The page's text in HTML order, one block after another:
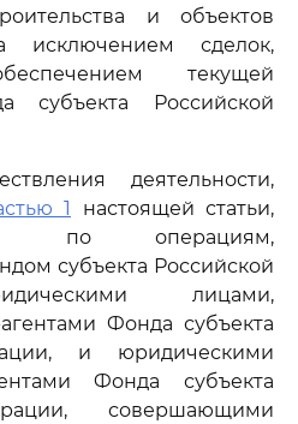
и объектов
исключением сделок,
текущей
субъекта Российской
деятельности,
1
настоящей статьи,
по операциям,
субъекта Российской
лицами,
Фонда субъекта
и юридическими
Фонда субъекта
совершающими